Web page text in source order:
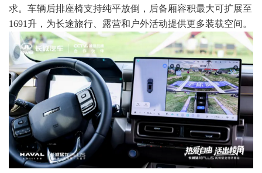
求。车辆后排座椅支持纯平放倒，后备厢容积最大可扩展至
1691升，为长途旅行、露营和户外活动提供更多装载空间。